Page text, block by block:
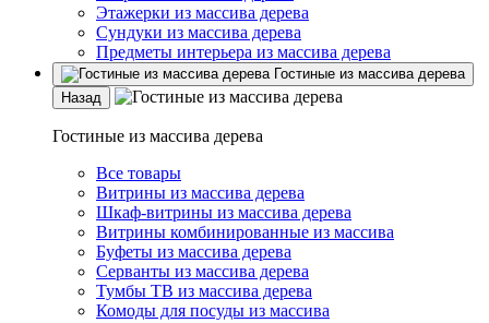
Этажерки из массива дерева
Сундуки из массива дерева
Предметы интерьера из массива дерева
Гостиные из массива дерева
Назад
Гостиные из массива дерева
Все товары
Витрины из массива дерева
Шкаф-витрины из массива дерева
Витрины комбинированные из массива
Буфеты из массива дерева
Серванты из массива дерева
Тумбы ТВ из массива дерева
Комоды для посуды из массива